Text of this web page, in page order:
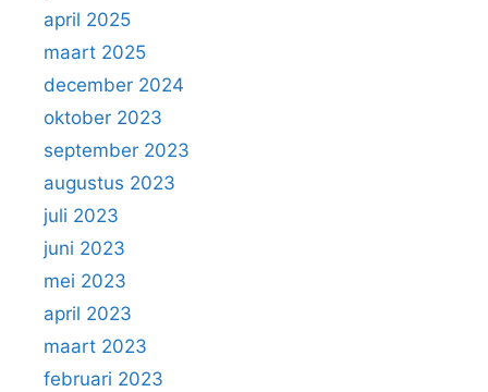
april 2025
maart 2025
december 2024
oktober 2023
september 2023
augustus 2023
juli 2023
juni 2023
mei 2023
april 2023
maart 2023
februari 2023